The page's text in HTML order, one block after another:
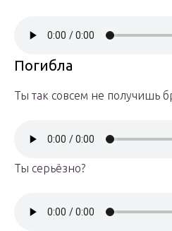
Погибла
Ты так совсем не получишь
Ты серьёзно?